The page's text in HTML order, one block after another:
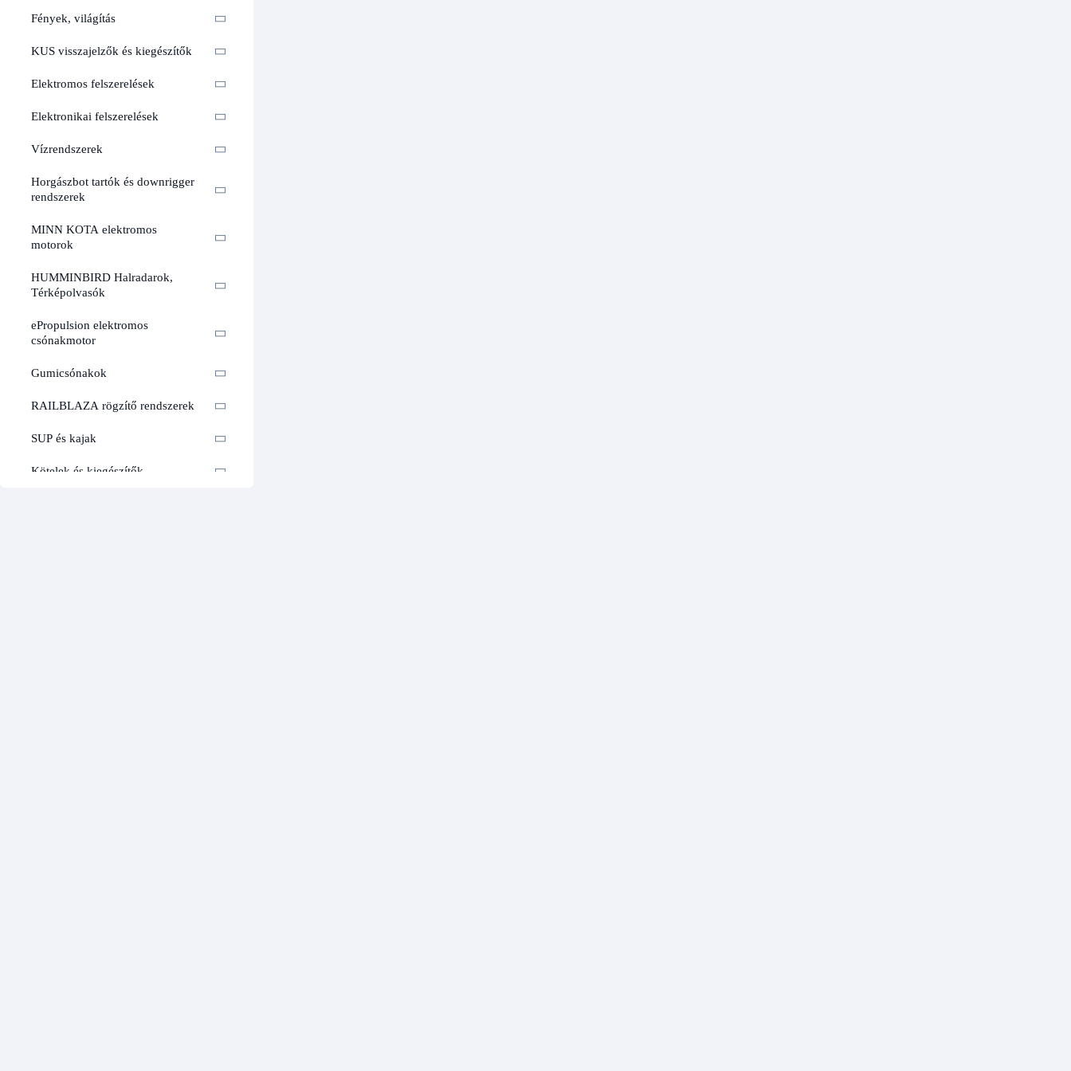
Fények, világítás
KUS visszajelzők és kiegészítők
Elektromos felszerelések
Elektronikai felszerelések
Vízrendszerek
Horgászbot tartók és downrigger
rendszerek
MINN KOTA elektromos
motorok
HUMMINBIRD Halradarok,
Térképolvasók
ePropulsion elektromos
csónakmotor
Gumicsónakok
RAILBLAZA rögzítő rendszerek
SUP és kajak
Kötelek és kiegészítők